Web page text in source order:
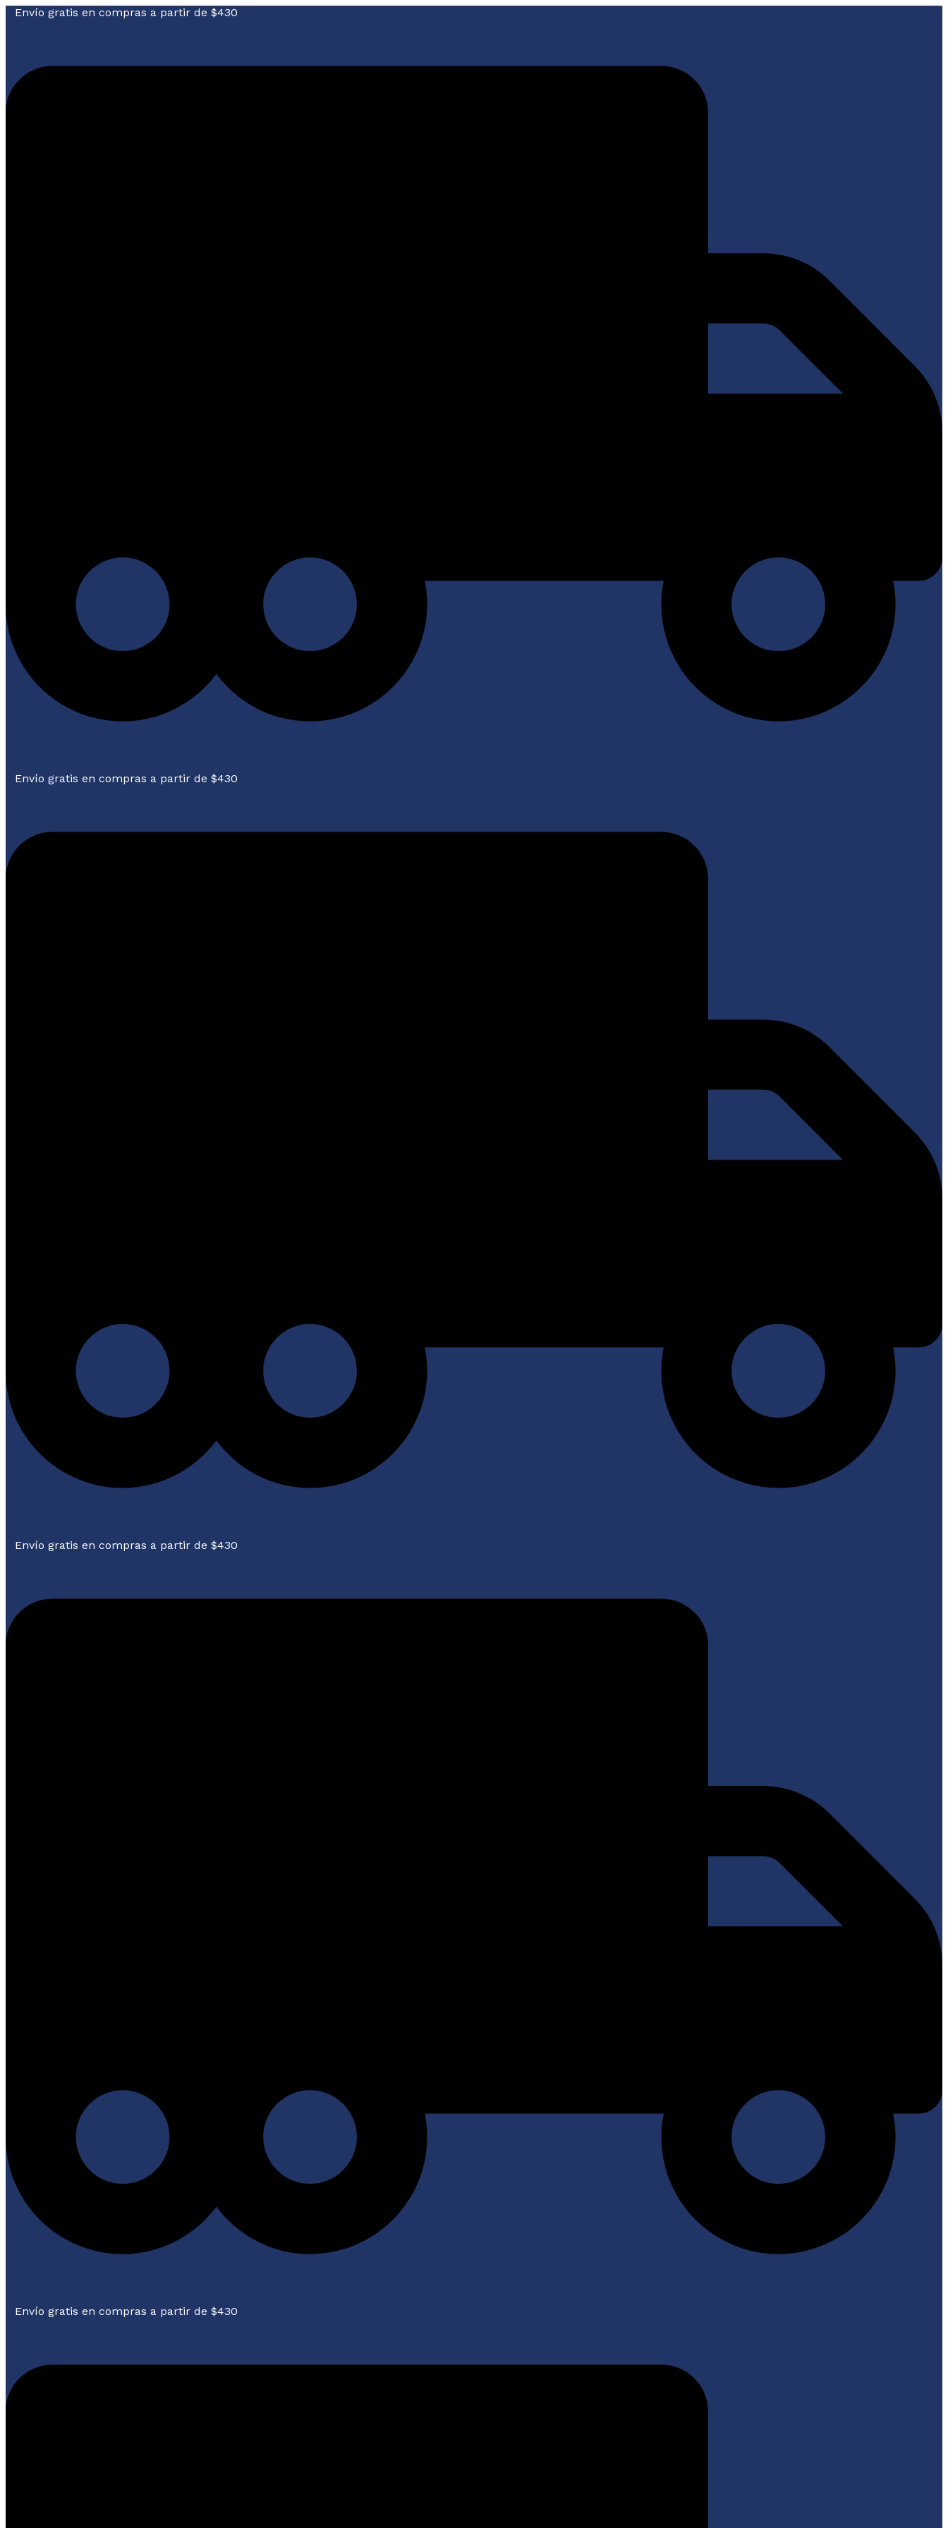
Envío gratis en compras a partir de $430
Envío gratis en compras a partir de $430
Envío gratis en compras a partir de $430
Envío gratis en compras a partir de $430